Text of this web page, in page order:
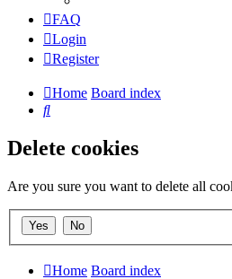
FAQ
Login
Register
Home Board index
Search
Delete cookies
Are you sure you want to delete all
Home Board index